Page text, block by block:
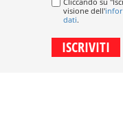
visione dell'
dati.